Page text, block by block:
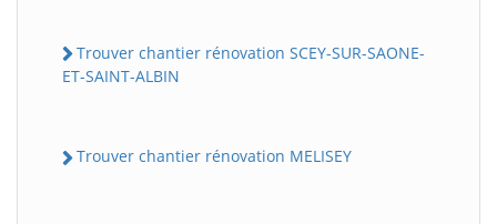
Trouver chantier rénovation SCEY-SUR-SAONE-
ET-SAINT-ALBIN
Trouver chantier rénovation MELISEY